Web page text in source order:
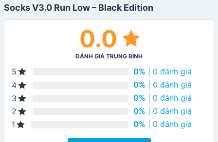
Socks V3.0 Run Low – Black Edition
0.0
ĐÁNH GIÁ TRUNG BÌNH
5 0% | 0 đánh giá
4
0% | 0 đánh giá
3
0% | 0 đánh giá
2
0% | 0 đánh giá
1
0% | 0 đánh giá